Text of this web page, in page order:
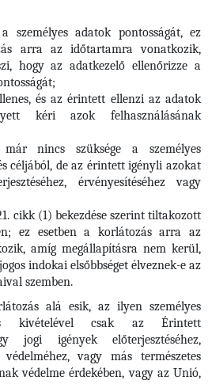
adatok pontosságát, ez
arra az időtartamra vonatkozik,
hogy az adatkezelő ellenőrizze a
és az érintett ellenzi az adatok
kéri azok felhasználásának
már nincs szüksége a személyes
céljából, de az érintett igényli azokat
érvényesítéséhez vagy
cikk (1) bekezdése szerint tiltakozott
ez esetben a korlátozás arra az
amíg megállapításra nem kerül,
indokai elsőbbséget élveznek-e az
szemben.
alá esik, az ilyen személyes
kivételével csak az Érintett
jogi igények előterjesztéséhez,
védelméhez, vagy más természetes
védelme érdekében, vagy az Unió,